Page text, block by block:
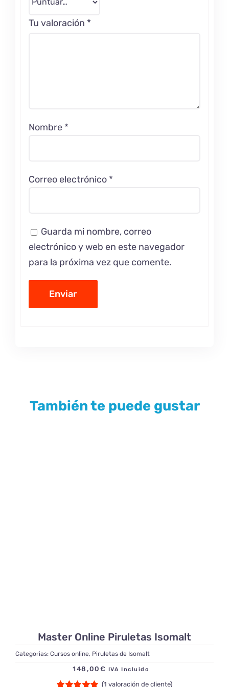
Tu valoración *
Nombre *
Correo electrónico *
Guarda mi nombre, correo
electrónico y web en este navegador
para la próxima vez que comente.
También te puede gustar
Master Online Piruletas Isomalt
Categorias: Cursos online, Piruletas de Isomalt
148,00 € IVA Incluido
(1 valoración de cliente)